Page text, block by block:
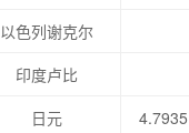
以色列谢克尔
印度卢比
日元
4.7935